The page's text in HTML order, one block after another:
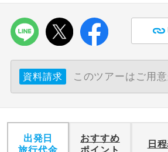
資料請求 このツアーはご用
出発日
おすすめ
日